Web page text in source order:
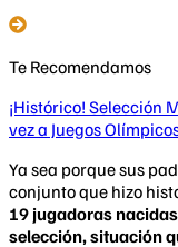
Te Recomendamos
¡Histórico! Selección
vez a Juegos
Ya sea porque sus
conjunto que hizo
19 jugadoras
selección, situación